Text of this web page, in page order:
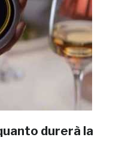
durerà la